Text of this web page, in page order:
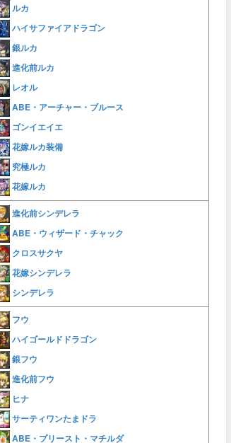
ルカ
ハイサファイアドラゴン
銀ルカ
進化前ルカ
レオル
ABE・アーチャー・ブルース
ゴンイエイエ
花嫁ルカ装備
究極ルカ
花嫁ルカ
進化前シンデレラ
ABE・ウィザード・チャック
クロスサクヤ
花嫁シンデレラ
シンデレラ
フウ
ハイゴールドドラゴン
銀フウ
進化前フウ
ヒナ
サーティワンたまドラ
ABE・プリースト・マチルダ